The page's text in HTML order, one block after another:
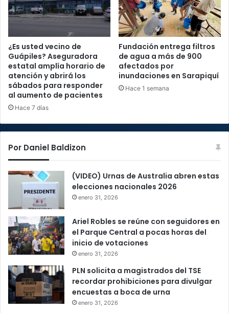
¿Es usted vecino de
Guápiles? Aseguradora
estatal amplía horario de
atención y abrirá los
sábados para responder
al aumento de pacientes
Hace 7 días
Fundación entrega filtros
de agua a más de 900
afectados por
inundaciones en Sarapiquí
Hace 1 semana
Por Daniel Baldizon
(VIDEO) Urnas de Australia abren estas
elecciones nacionales 2026
enero 31, 2026
Ariel Robles se reúne con seguidores en
el Parque Central a pocas horas del
inicio de votaciones
enero 31, 2026
PLN solicita a magistrados del TSE
recordar prohibiciones para divulgar
encuestas a boca de urna
enero 31, 2026